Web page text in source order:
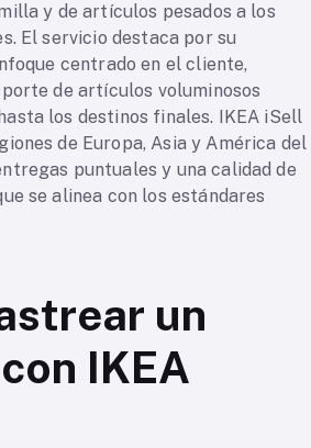
y de artículos pesados a los
El servicio destaca por su
centrado en el cliente,
de artículos voluminosos
los destinos finales. IKEA iSell
de Europa, Asia y América del
puntuales y una calidad de
se alinea con los estándares
un
IKEA